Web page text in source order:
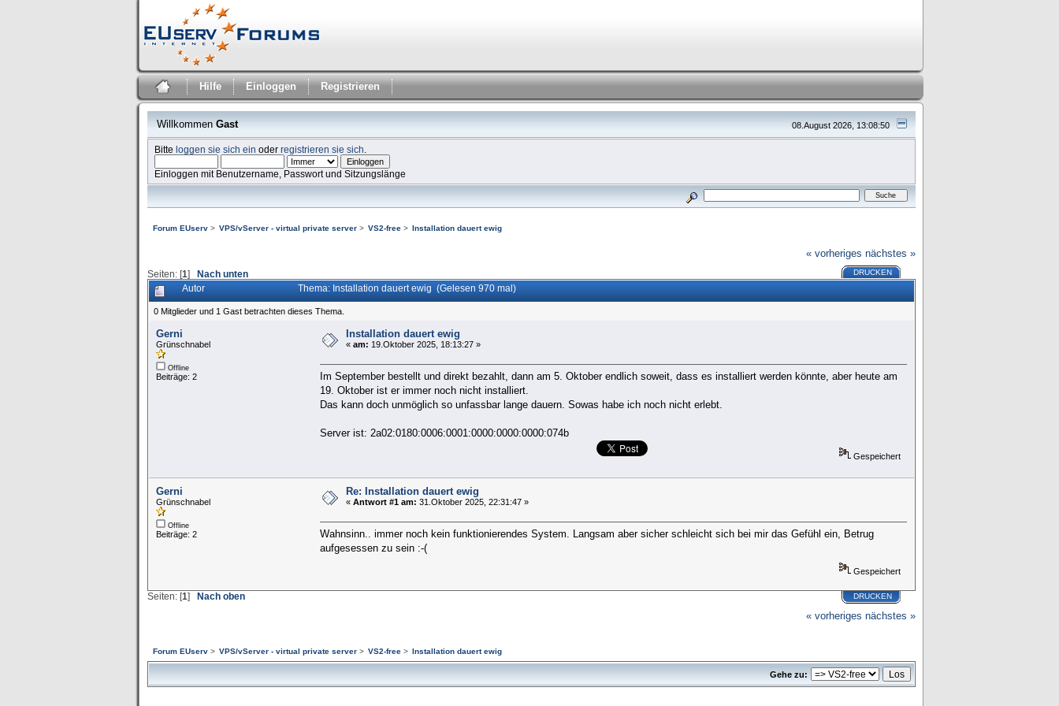
Hilfe Einloggen Registrieren
08.August 2026, 13:08:50
Willkommen Gast
Bitteloggen sie sich ein oderregistrieren sie sich
Einloggen mit Benutzername, Passwort und Sitzungslänge
Forum EUserv> VPS/vServer - virtual private server> VS2-free> Installation dauert ewig
« vorheriges nächstes »
Seiten: [1] Nach unten DRUCKEN
Autor Thema: Installation dauert ewig (Gelesen 970 mal)
0 Mitglieder und 1 Gast betrachten dieses Thema.
Gerni
Grünschnabel
Offline
Beiträge: 2
Installation dauert ewig
« am: 19.Oktober 2025, 18:13:27 »
Im September bestellt und direkt bezahlt, dann am 5. Oktober endlich soweit, dass es installiert werden könnte, aber heute am
19. Oktober ist er immer noch nicht installiert.
Das kann doch unmöglich so unfassbar lange dauern. Sowas habe ich noch nicht erlebt.
Server ist: 2a02:0180:0006:0001:0000:0000:0000:074b
Gespeichert
Gerni
Grünschnabel
Offline
Beiträge: 2
Re: Installation dauert ewig
« Antwort #1 am: 31.Oktober 2025, 22:31:47 »
Wahnsinn.. immer noch kein funktionierendes System. Langsam aber sicher schleicht sich bei mir das Gefühl ein, Betrug
aufgesessen zu sein :-(
Gespeichert
DRUCKEN
Seiten: [1] Nach oben
« vorheriges nächstes »
Forum EUserv> VPS/vServer - virtual private server> VS2-free> Installation dauert ewig
Gehe zu: